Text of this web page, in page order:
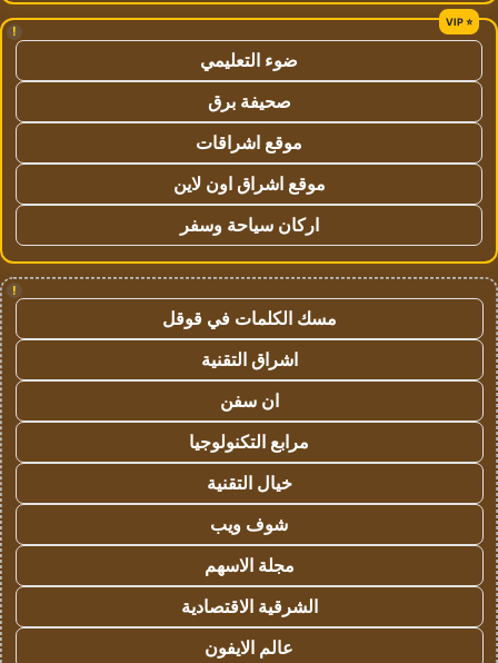
!
ضوء التعليمي
صحيفة برق
موقع اشراقات
موقع اشراق اون لاين
اركان سياحة وسفر
!
مسك الكلمات في قوقل
اشراق التقنية
ان سفن
مرابع التكنولوجيا
خيال التقنية
شوف ويب
مجلة الاسهم
الشرقية الاقتصادية
عالم الايفون